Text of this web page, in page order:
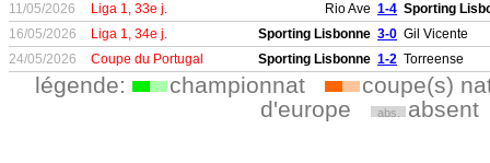
11/05/2026
Liga 1, 33e j. Rio Ave 1-4 Sporting
16/05/2026
Liga 1, 34e j. Sporting Lisbonne 3-0 Gil Vicente
24/05/2026
Coupe du Portugal Sporting Lisbonne 1-2 Torreense
légende: championnat
coupe(s)
d'europe
abs. absent